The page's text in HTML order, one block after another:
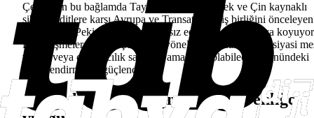
Çekya'nın bu bağlamda Tayvan'a verdiği destek ve Çin kaynaklı
siber tehditlere karşı Avrupa ve Transatlantik iş birliğini önceleyen
politikaları, Pekin açısından rahatsız edici bir tablo ortaya
Bu gelişmeler, Çin’in Çekya’ya yönelik siber saldırılarla siyasi
verme veya caydırıcılık sağlama amacında olabileceği yönündeki
değerlendirmeleri güçlendiriyor.
Çekya hükümetinden ulusal güvenliğe